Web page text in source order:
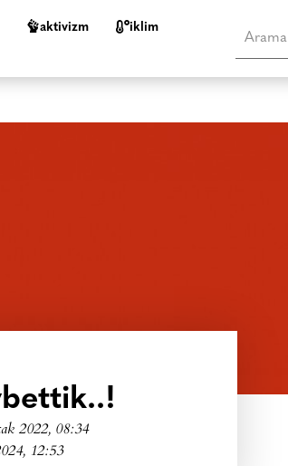
aktivizm i̇klim
2022, 08:34
12:53